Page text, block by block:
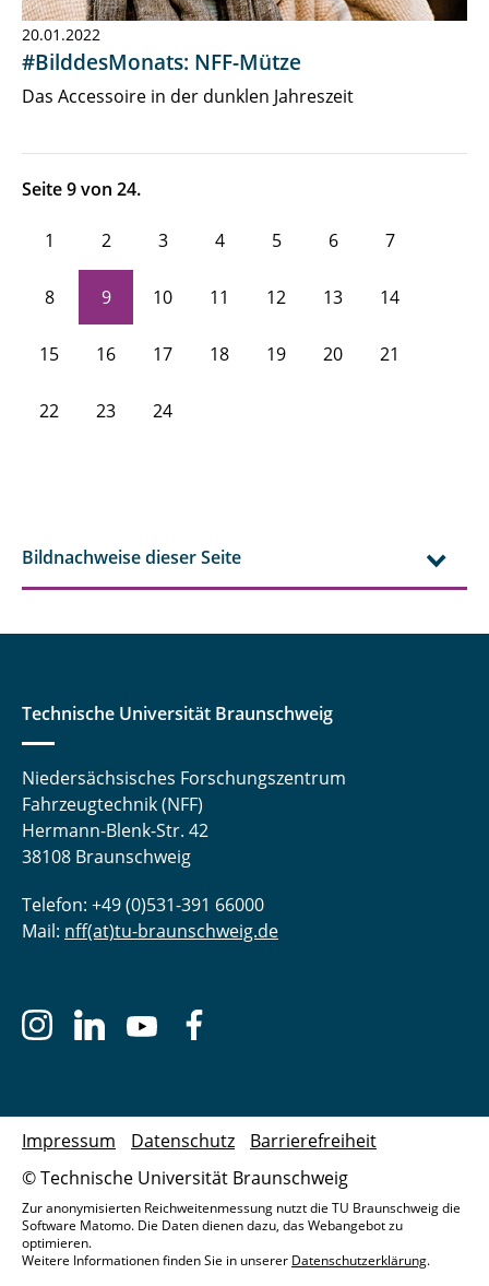
20.01.2022
#BilddesMonats: NFF-Mütze
Das Accessoire in der dunklen Jahreszeit
Seite 9 von 24.
1 2 3 4 5 6 7
8 9 10 11 12 13 14
15 16 17 18 19 20 21
22 23 24
Bildnachweise dieser Seite
Technische Universität Braunschweig
Niedersächsisches Forschungszentrum
Fahrzeugtechnik (NFF)
Hermann-Blenk-Str. 42
38108 Braunschweig
Telefon: +49 (0)531-391 66000
Mail: nff(at)tu-braunschweig.de
© Technische Universität Braunschweig
Impressum Datenschutz Barrierefreiheit
Zur anonymisierten Reichweitenmessung nutzt die TU Braunschweig die
Software Matomo. Die Daten dienen dazu, das Webangebot zu
optimieren.
Weitere Informationen finden Sie in unserer Datenschutzerklärung.